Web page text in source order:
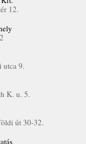
12.
utca 9.
K. u. 5.
út 30-32.